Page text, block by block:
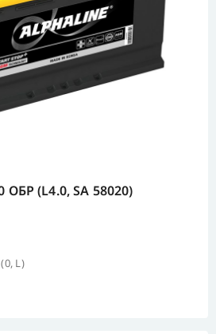
ОБР (L4.0, SA 58020)
L)